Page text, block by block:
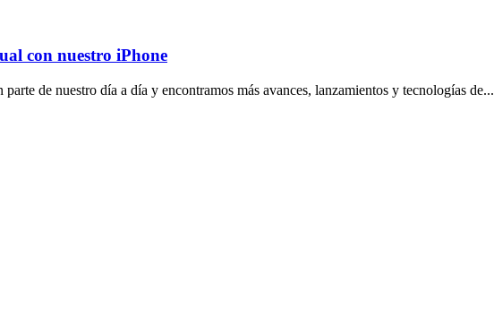
con nuestro iPhone
de nuestro día a día y encontramos más avances, lanzamientos y tecnologías de...